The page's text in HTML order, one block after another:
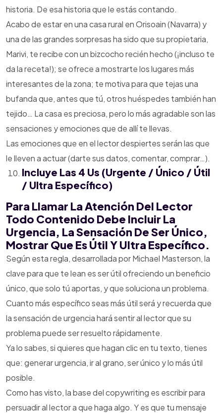
historia. De esa historia que le estás contando.
Acabo de estar en una casa rural en Orisoain (Navarra) y
una de las grandes sorpresas ha sido que su propietaria,
Marivi, te recibe con un bizcocho recién hecho (¡incluso te
da la receta!); se ofrece a mostrarte los lugares más
interesantes de la zona; te motiva para que tejas una
bufanda que, antes que tú, otros huéspedes también han
tejido… La casa es preciosa, pero lo más agradable son las
sensaciones y emociones que de allí te llevas.
Las emociones que en el lector despiertes serán las que
le lleven a actuar (darte sus datos, comentar, comprar…).
Incluye Las 4 Us (Urgente / Único / Útil
/ Ultra Específico)
Para Llamar La Atención Del Lector
Todo Contenido Debe Incluir La
Urgencia, La Sensación De Ser Único,
Mostrar Que Es Útil Y Ultra Específico.
Según esta regla, desarrollada por Michael Masterson, la
clave para que te lean es ser útil ofreciendo un beneficio
único, que solo tú aportas, y que soluciona un problema.
Cuanto más específico seas más útil será y recuerda que
la sensación de urgencia hará sentir al lector que su
problema puede ser resuelto rápidamente.
Ya lo sabes, si quieres que hagan clic en tu texto, tienes
que: generar urgencia, ir al grano, ser único y lo más útil
posible.
Como has visto, la base del copywriting es escribir para
persuadir al lector a que haga algo. Y es que tu mensaje